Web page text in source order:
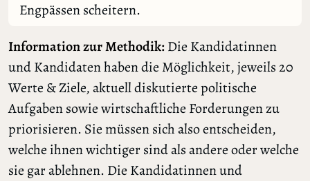
Engpässen scheitern.
Information zur Methodik:Die Kandidatinnen
und Kandidaten haben die Möglichkeit, jeweils 20
Werte & Ziele, aktuell diskutierte politische
Aufgaben sowie wirtschaftliche Forderungen zu
priorisieren. Sie müssen sich also entscheiden,
welche ihnen wichtiger sind als andere oder welche
sie gar ablehnen. Die Kandidatinnen und